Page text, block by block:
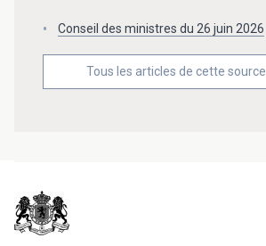
Conseil des ministres du 26 juin 2026
Tous les articles de cette source